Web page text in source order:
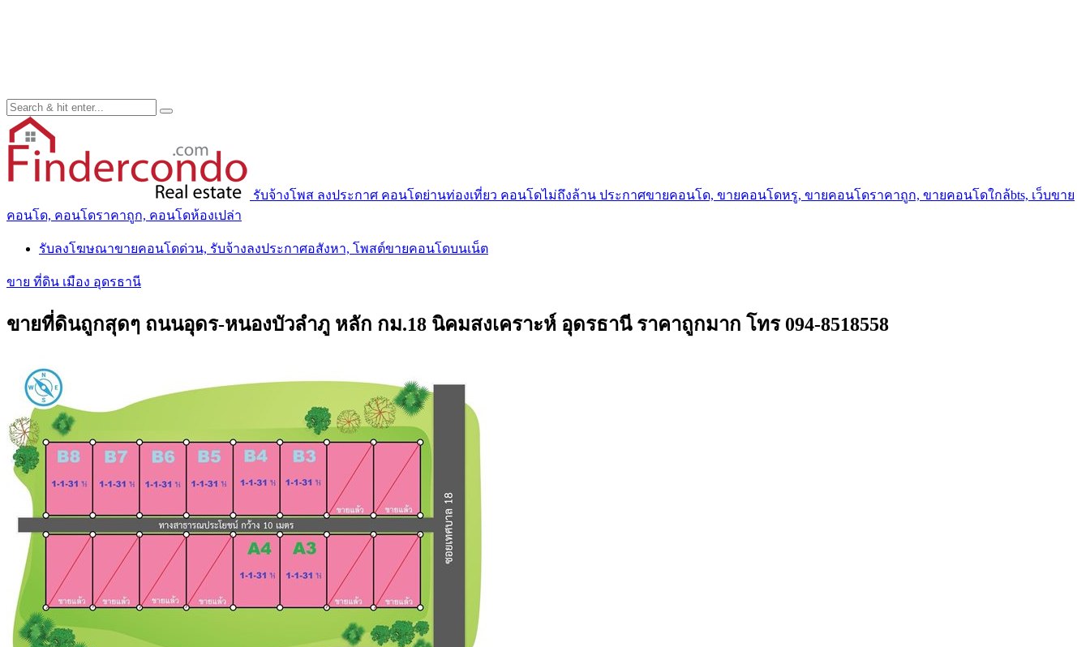
รับจ้างโพส ลงประกาศ คอนโดย่านท่องเที่ยว คอนโดไม่ถึงล้าน ประกาศขายคอนโด, ขายคอนโดหรู, ขายคอนโดราคาถูก, ขายคอนโดใกล้bts, เว็บขาย
คอนโด, คอนโดราคาถูก, คอนโดห้องเปล่า
รับลงโฆษณาขายคอนโดด่วน, รับจ้างลงประกาศอสังหา, โพสต์ขายคอนโดบนเน็ต
ขาย ที่ดิน เมือง อุดรธานี
ขายที่ดินถูกสุดๆ ถนนอุดร-หนองบัวลำภู หลัก กม.18 นิคมสงเคราะห์ อุดรธานี ราคาถูกมาก โทร 094-8518558